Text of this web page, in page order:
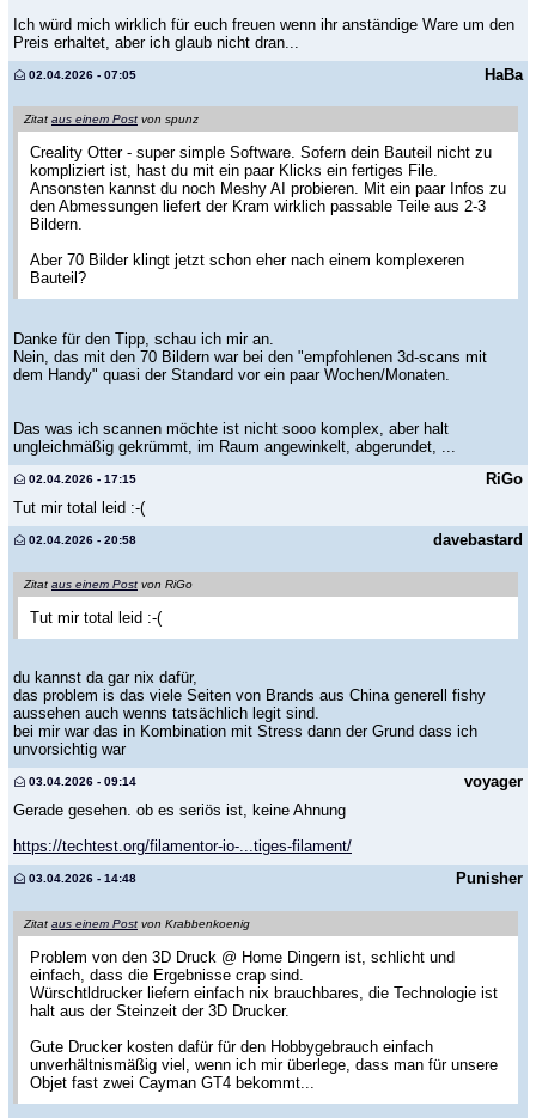
Ich würd mich wirklich für euch freuen wenn ihr anständige Ware um den
Preis erhaltet, aber ich glaub nicht dran...
HaBa
02.04.2026 - 07:05
Zitat aus einem Post von spunz
Creality Otter - super simple Software. Sofern dein Bauteil nicht zu
kompliziert ist, hast du mit ein paar Klicks ein fertiges File.
Ansonsten kannst du noch Meshy AI probieren. Mit ein paar Infos zu
den Abmessungen liefert der Kram wirklich passable Teile aus 2-3
Bildern.
Aber 70 Bilder klingt jetzt schon eher nach einem komplexeren
Bauteil?
Danke für den Tipp, schau ich mir an.
Nein, das mit den 70 Bildern war bei den "empfohlenen 3d-scans mit
dem Handy" quasi der Standard vor ein paar Wochen/Monaten.
Das was ich scannen möchte ist nicht sooo komplex, aber halt
ungleichmäßig gekrümmt, im Raum angewinkelt, abgerundet, ...
RiGo
02.04.2026 - 17:15
Tut mir total leid :-(
davebastard
02.04.2026 - 20:58
Zitat aus einem Post von RiGo
Tut mir total leid :-(
du kannst da gar nix dafür,
das problem is das viele Seiten von Brands aus China generell fishy
aussehen auch wenns tatsächlich legit sind.
bei mir war das in Kombination mit Stress dann der Grund dass ich
unvorsichtig war
voyager
03.04.2026 - 09:14
Gerade gesehen. ob es seriös ist, keine Ahnung
https://techtest.org/filamentor-io-...tiges-filament/
Punisher
03.04.2026 - 14:48
Zitat aus einem Post von Krabbenkoenig
Problem von den 3D Druck @ Home Dingern ist, schlicht und
einfach, dass die Ergebnisse crap sind.
Würschtldrucker liefern einfach nix brauchbares, die Technologie ist
halt aus der Steinzeit der 3D Drucker.
Gute Drucker kosten dafür für den Hobbygebrauch einfach
unverhältnismäßig viel, wenn ich mir überlege, dass man für unsere
Objet fast zwei Cayman GT4 bekommt...